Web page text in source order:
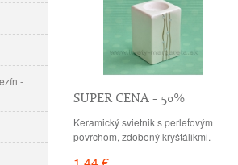
-
SUPER CENA - 50%
Keramický svietnik s perleťovým
povrchom, zdobený kryštálikmi.